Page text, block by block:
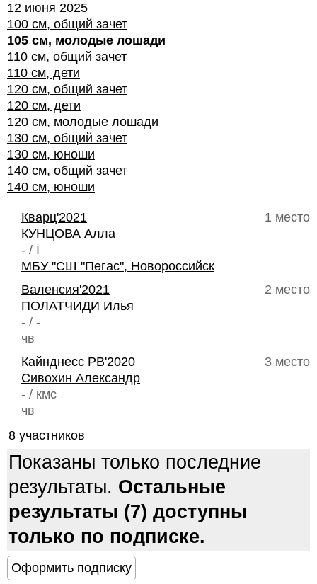
12 июня 2025
100 см, общий зачет
105 см, молодые лошади
110 см, общий зачет
110 см, дети
120 см, общий зачет
120 см, дети
120 см, молодые лошади
130 см, общий зачет
130 см, юноши
140 см, общий зачет
140 см, юноши
1 место
Кварц'2021
КУНЦОВА Алла
- / I
МБУ "СШ "Пегас", Новороссийск
2 место
Валенсия'2021
ПОЛАТЧИДИ Илья
- / -
чв
3 место
Кайнднесс РВ'2020
Сивохин Александр
- / кмс
чв
8 участников
Показаны только последние
результаты. Остальные
результаты (7) доступны
только по подписке.